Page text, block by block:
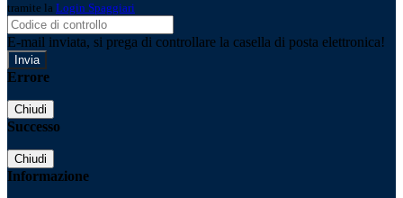
tramite la Login Spaggiari
E-mail inviata, si prega di controllare la casella di posta elettronica!
Errore
Chiudi
Successo
Chiudi
Informazione